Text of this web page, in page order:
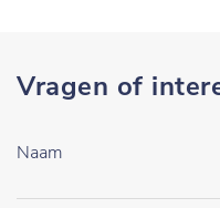
Vragen of